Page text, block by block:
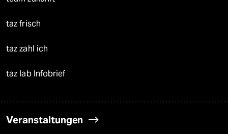
taz frisch
taz zahl ich
taz lab Infobrief
Veranstaltungen